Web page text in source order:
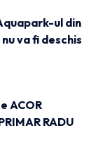
ul din
va fi deschis
ACOR
RADU